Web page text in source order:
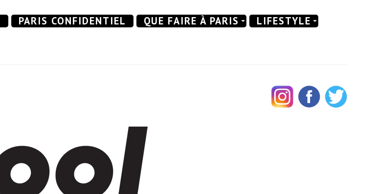
PARIS CONFIDENTIEL QUE FAIRE À PARIS
LIFESTYLE